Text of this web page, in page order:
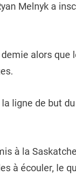
Melnyk a
alors que
ligne de but
à la
à écouler, le